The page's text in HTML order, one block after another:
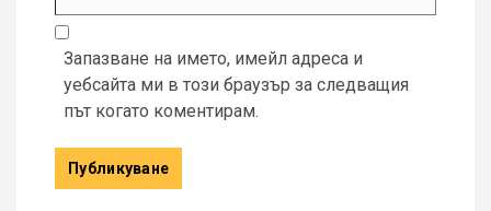
Запазване на името, имейл адреса и
уебсайта ми в този браузър за следващия
път когато коментирам.